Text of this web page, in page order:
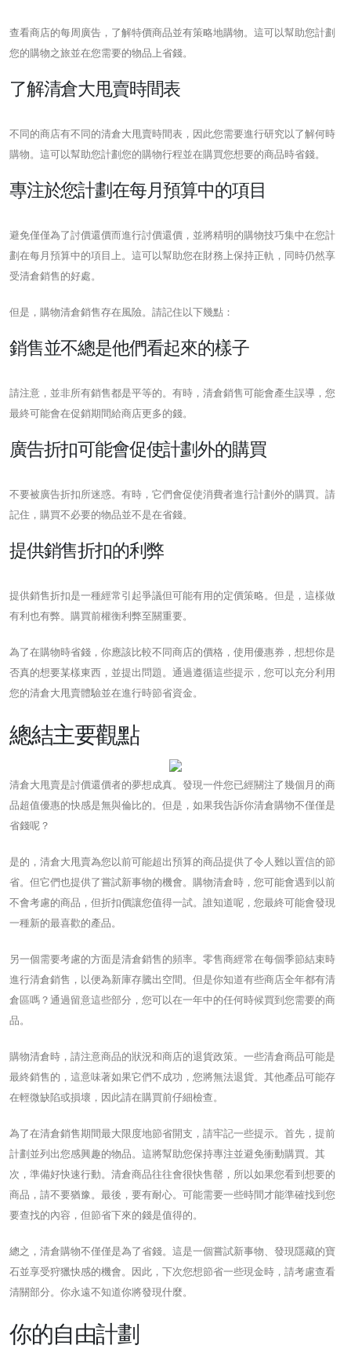
查看商店的每周廣告，了解特價商品並有策略地購物。這可以幫助您計劃
您的購物之旅並在您需要的物品上省錢。
了解清倉大甩賣時間表
不同的商店有不同的清倉大甩賣時間表，因此您需要進行研究以了解何時
購物。這可以幫助您計劃您的購物行程並在購買您想要的商品時省錢。
專注於您計劃在每月預算中的項目
避免僅僅為了討價還價而進行討價還價，並將精明的購物技巧集中在您計
劃在每月預算中的項目上。這可以幫助您在財務上保持正軌，同時仍然享
受清倉銷售的好處。
但是，購物清倉銷售存在風險。請記住以下幾點：
銷售並不總是他們看起來的樣子
請注意，並非所有銷售都是平等的。有時，清倉銷售可能會產生誤導，您
最終可能會在促銷期間給商店更多的錢。
廣告折扣可能會促使計劃外的購買
不要被廣告折扣所迷惑。有時，它們會促使消費者進行計劃外的購買。請
記住，購買不必要的物品並不是在省錢。
提供銷售折扣的利弊
提供銷售折扣是一種經常引起爭議但可能有用的定價策略。但是，這樣做
有利也有弊。購買前權衡利弊至關重要。
為了在購物時省錢，你應該比較不同商店的價格，使用優惠券，想想你是
否真的想要某樣東西，並提出問題。通過遵循這些提示，您可以充分利用
您的清倉大甩賣體驗並在進行時節省資金。
總結主要觀點
清倉大甩賣是討價還價者的夢想成真。發現一件您已經關注了幾個月的商
品超值優惠的快感是無與倫比的。但是，如果我告訴你清倉購物不僅僅是
省錢呢？
是的，清倉大甩賣為您以前可能超出預算的商品提供了令​​人難以置信的節
省。但它們也提供了嘗試新事物的機會。購物清倉時，您可能會遇到以前
不會考慮的商品，但折扣價讓您值得一試。誰知道呢，您最終可能會發現
一種新的最喜歡的產品。
另一個需要考慮的方面是清倉銷售的頻率。零售商經常在每個季節結束時
進行清倉銷售，以便為新庫存騰出空間。但是你知道有些商店全年都有清
倉區嗎？通過留意這些部分，您可以在一年中的任何時候買到您需要的商
品。
購物清倉時，請注意商品的狀況和商店的退貨政策。一些清倉商品可能是
最終銷售的，這意味著如果它們不成功，您將無法退貨。其他產品可能存
在輕微缺陷或損壞，因此請在購買前仔細檢查。
為了在清倉銷售期間最大限度地節省開支，請牢記一些提示。首先，提前
計劃並列出您感興趣的物品。這將幫助您保持專注並避免衝動購買。其
次，準備好快速行動。清倉商品往往會很快售罄，所以如果您看到想要的
商品，請不要猶豫。最後，要有耐心。可能需要一些時間才能準確找到您
要查找的內容，但節省下來的錢是值得的。
總之，清倉購物不僅僅是為了省錢。這是一個嘗試新事物、發現隱藏的寶
石並享受狩獵快感的機會。因此，下次您想節省一些現金時，請考慮查看
清關部分。你永遠不知道你將發現什麼。
你的自由計劃